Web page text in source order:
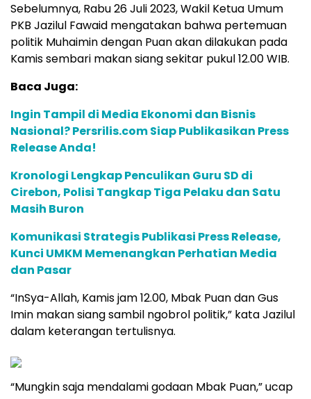
Sebelumnya, Rabu 26 Juli 2023, Wakil Ketua Umum
PKB Jazilul Fawaid mengatakan bahwa pertemuan
politik Muhaimin dengan Puan akan dilakukan pada
Kamis sembari makan siang sekitar pukul 12.00 WIB.
Baca Juga:
Ingin Tampil di Media Ekonomi dan Bisnis
Nasional? Persrilis.com Siap Publikasikan Press
Release Anda!
Kronologi Lengkap Penculikan Guru SD di
Cirebon, Polisi Tangkap Tiga Pelaku dan Satu
Masih Buron
Komunikasi Strategis Publikasi Press Release,
Kunci UMKM Memenangkan Perhatian Media
dan Pasar
“InSya-Allah, Kamis jam 12.00, Mbak Puan dan Gus
Imin makan siang sambil ngobrol politik,” kata Jazilul
dalam keterangan tertulisnya.
“Mungkin saja mendalami godaan Mbak Puan,” ucap